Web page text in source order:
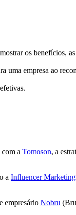
os benefícios,
uma empresa ao
a Tomoson, a
a Influencer
empresário Nobru